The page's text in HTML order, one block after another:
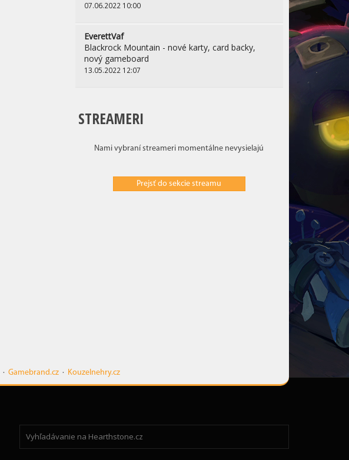
07.06.2022 10:00
EverettVaf
Blackrock Mountain - nové karty, card backy,
nový gameboard
13.05.2022 12:07
STREAMERI
Nami vybraní streameri momentálne nevysielajú
Prejsť do sekcie streamu
· Gamebrand.cz · Kouzelnehry.cz